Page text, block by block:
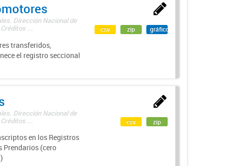
Dirección Nacional de
...
transferidos,
el registro seccional
csv zip gráfico
Dirección Nacional de
...
en los Registros
Prendarios (cero
csv zip